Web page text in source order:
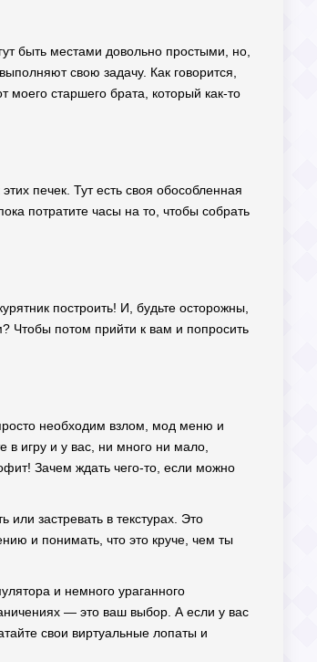
быть местами довольно простыми, но,
свою задачу. Как говорится,
старшего брата, который как-то
печек. Тут есть своя обособленная
потратите часы на то, чтобы собрать
построить! И, будьте осторожны,
Чтобы потом прийти к вам и попросить
необходим взлом, мод меню и
в игру и у вас, ни много ни мало,
Зачем ждать чего-то, если можно
или застревать в текстурах. Это
и понимать, что это круче, чем ты
и немного ураганного
— это ваш выбор. А если у вас
свои виртуальные лопаты и